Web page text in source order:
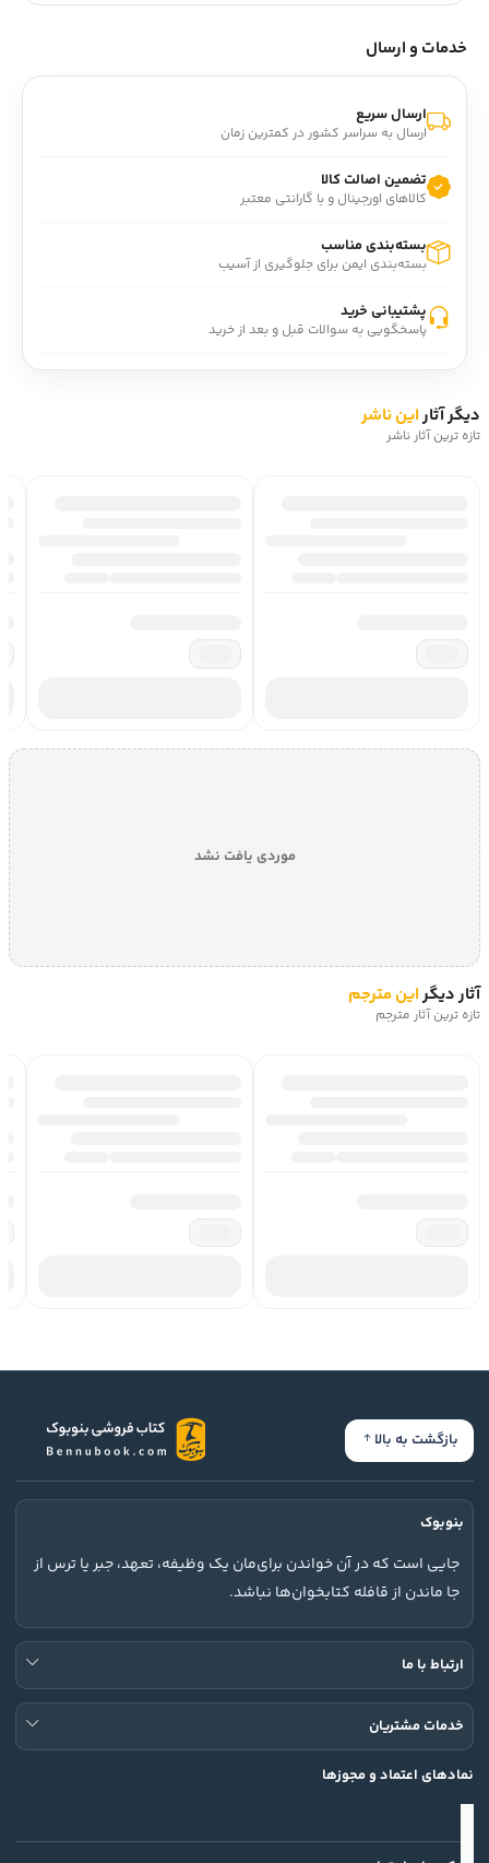
خدمات و ارسال
ارسال سریع
ارسال به سراسر کشور در کمترین زمان
تضمین اصالت کالا
کالاهای اورجینال و با گارانتی معتبر
بسته‌بندی مناسب
بسته‌بندی ایمن برای جلوگیری از آسیب
پشتیبانی خرید
پاسخگویی به سوالات قبل و بعد از خرید
دیگر آثاراین ناشر
تازه ترین آثار ناشر
موردی یافت نشد
آثار دیگر این مترجم
تازه ترین آثار مترجم
بازگشت به بالا
بنوبوک
جایی است که در آن خواندن برای‌مان یک وظیفه، تعهد، جبر یا ترس از
جا ماندن از قافله کتابخوان‌ها نباشد.
ارتباط با ما
خدمات مشتریان
نمادهای اعتماد و مجوزها